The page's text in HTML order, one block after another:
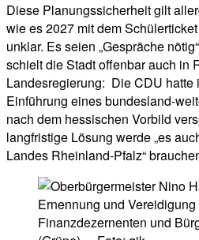
Diese Planungssicherheit gilt
wie es 2027 mit dem
unklar. Es seien „Gespräche
schielt die Stadt offenbar auch in
Landesregierung: Die CDU hatte
Einführung eines bundesland-
nach dem hessischen Vorbild
langfristige Lösung werde „es
Landes Rheinland-Pfalz“